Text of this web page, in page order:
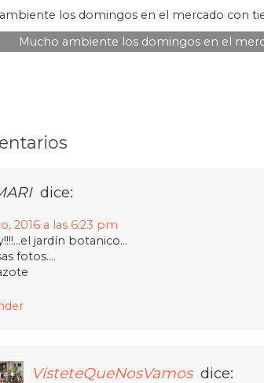
Mucho ambiente los domingos en el
dice:
2016 a las 6:23 pm
jardín botanico…
fotos….
VísteteQueNosVamos dice: